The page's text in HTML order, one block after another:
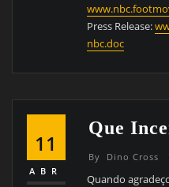
Press Release:
nbc.doc
11
ABR
Que
By Dino Cross
Quando